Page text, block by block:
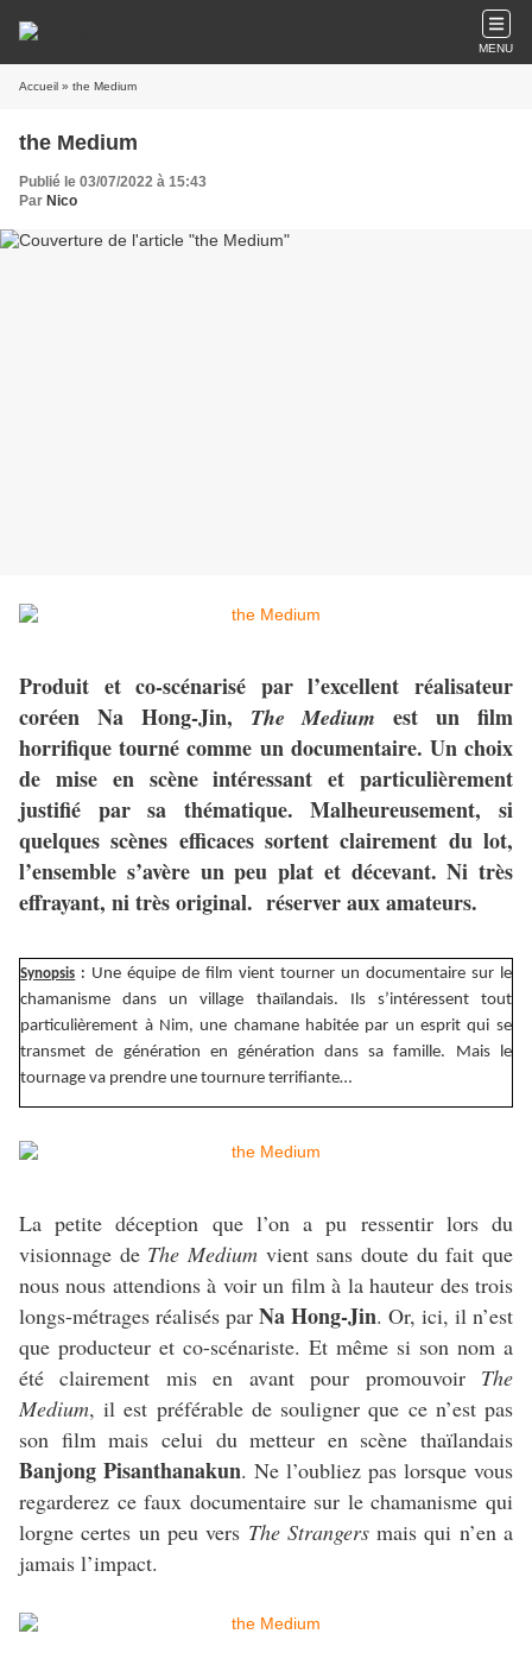
MENU
Accueil » the Medium
the Medium
Publié le 03/07/2022 à 15:43
Par Nico
Produit et co-scénarisé par l’excellent réalisateur
coréen Na Hong-Jin, The Medium est un film
horrifique tourné comme un documentaire. Un choix
de mise en scène intéressant et particulièrement
justifié par sa thématique. Malheureusement, si
quelques scènes efficaces sortent clairement du lot,
l’ensemble s’avère un peu plat et décevant. Ni très
effrayant, ni très original. réserver aux amateurs.
Synopsis : Une équipe de film vient tourner un documentaire sur le
chamanisme dans un village thaïlandais. Ils s’intéressent tout
particulièrement à Nim, une chamane habitée par un esprit qui se
transmet de génération en génération dans sa famille. Mais le
tournage va prendre une tournure terrifiante…
La petite déception que l’on a pu ressentir lors du
visionnage de The Medium vient sans doute du fait que
nous nous attendions à voir un film à la hauteur des trois
longs-métrages réalisés par Na Hong-Jin. Or, ici, il n’est
que producteur et co-scénariste. Et même si son nom a
été clairement mis en avant pour promouvoir The
Medium, il est préférable de souligner que ce n’est pas
son film mais celui du metteur en scène thaïlandais
Banjong Pisanthanakun. Ne l’oubliez pas lorsque vous
regarderez ce faux documentaire sur le chamanisme qui
lorgne certes un peu vers The Strangersmais qui n’en a
jamais l’impact.